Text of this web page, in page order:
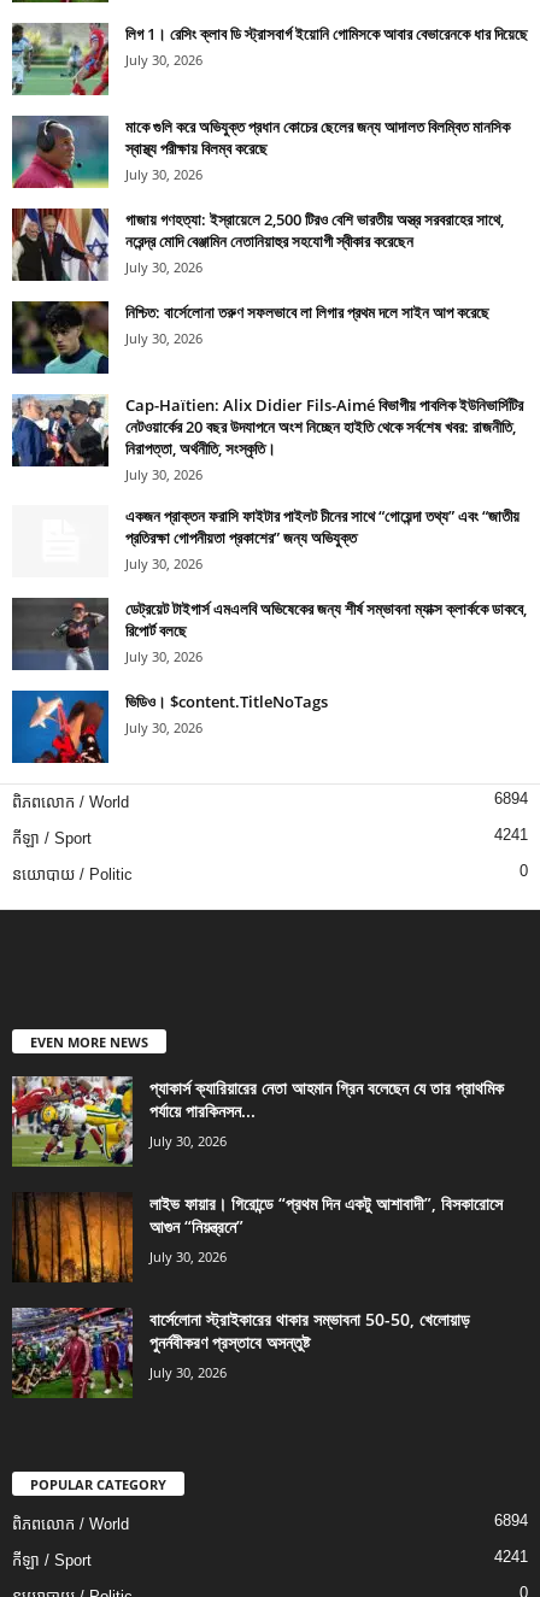
লিগ 1। রেসিং ক্লাব ডি স্ট্রাসবার্গ ইয়োনি গোমিসকে আবার বেভারেনকে ধার দিয়েছে
July 30, 2026
মাকে গুলি করে অভিযুক্ত প্রধান কোচের ছেলের জন্য আদালত বিলম্বিত মানসিক
স্বাস্থ্য পরীক্ষায় বিলম্ব করেছে
July 30, 2026
গাজায় গণহত্যা: ইস্রায়েলে 2,500 টিরও বেশি ভারতীয় অস্ত্র সরবরাহের সাথে,
নরেন্দ্র মোদি বেঞ্জামিন নেতানিয়াহুর সহযোগী স্বীকার করেছেন
July 30, 2026
নিশ্চিত: বার্সেলোনা তরুণ সফলভাবে লা লিগার প্রথম দলে সাইন আপ করেছে
July 30, 2026
Cap-Haïtien: Alix Didier Fils-Aimé বিভাগীয় পাবলিক ইউনিভার্সিটির
নেটওয়ার্কের 20 বছর উদযাপনে অংশ নিচ্ছেন হাইতি থেকে সর্বশেষ খবর: রাজনীতি,
নিরাপত্তা, অর্থনীতি, সংস্কৃতি।
July 30, 2026
একজন প্রাক্তন ফরাসি ফাইটার পাইলট চীনের সাথে “গোয়েন্দা তথ্য” এবং “জাতীয়
প্রতিরক্ষা গোপনীয়তা প্রকাশের” জন্য অভিযুক্ত
July 30, 2026
ডেট্রয়েট টাইগার্স এমএলবি অভিষেকের জন্য শীর্ষ সম্ভাবনা ম্যাক্স ক্লার্ককে ডাকবে,
রিপোর্ট বলছে
July 30, 2026
ভিডিও। $content.TitleNoTags
July 30, 2026
ពិភពលោក / World 6894
កីឡា / Sport 4241
នយោបាយ / Politic 0
EVEN MORE NEWS
প্যাকার্স ক্যারিয়ারের নেতা আহমান গ্রিন বলেছেন যে তার প্রাথমিক
পর্যায়ে পারকিনসন...
July 30, 2026
লাইভ ফায়ার। গিরোন্ডে “প্রথম দিন একটু আশাবাদী”, বিসকারোসে
আগুন “নিয়ন্ত্রনে”
July 30, 2026
বার্সেলোনা স্ট্রাইকারের থাকার সম্ভাবনা 50-50, খেলোয়াড়
পুনর্নবীকরণ প্রস্তাবে অসন্তুষ্ট
July 30, 2026
POPULAR CATEGORY
ពិភពលោក / World 6894
កីឡា / Sport 4241
0